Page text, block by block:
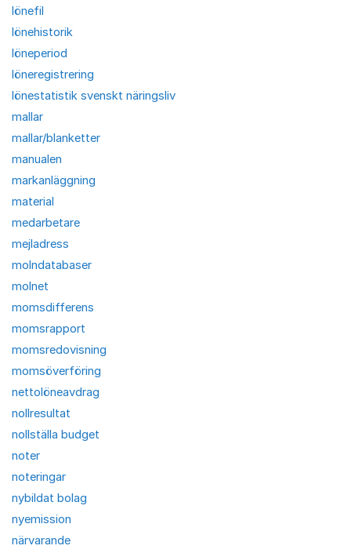
lönefil
lönehistorik
löneperiod
löneregistrering
lönestatistik svenskt näringsliv
mallar
mallar/blanketter
manualen
markanläggning
material
medarbetare
mejladress
molndatabaser
molnet
momsdifferens
momsrapport
momsredovisning
momsöverföring
nettolöneavdrag
nollresultat
nollställa budget
noter
noteringar
nybildat bolag
nyemission
närvarande